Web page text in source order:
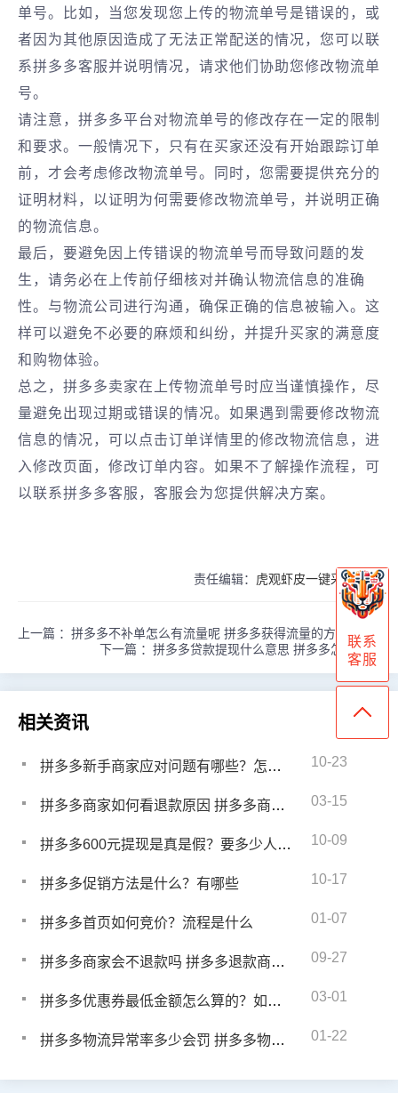
单号。比如，当您发现您上传的物流单号是错误的，或
者因为其他原因造成了无法正常配送的情况，您可以联
系拼多多客服并说明情况，请求他们协助您修改物流单
号。
请注意，拼多多平台对物流单号的修改存在一定的限制
和要求。一般情况下，只有在买家还没有开始跟踪订单
前，才会考虑修改物流单号。同时，您需要提供充分的
证明材料，以证明为何需要修改物流单号，并说明正确
的物流信息。
最后，要避免因上传错误的物流单号而导致问题的发
生，请务必在上传前仔细核对并确认物流信息的准确
性。与物流公司进行沟通，确保正确的信息被输入。这
样可以避免不必要的麻烦和纠纷，并提升买家的满意度
和购物体验。
总之，拼多多卖家在上传物流单号时应当谨慎操作，尽
量避免出现过期或错误的情况。如果遇到需要修改物流
信息的情况，可以点击订单详情里的修改物流信息，进
入修改页面，修改订单内容。如果不了解操作流程，可
以联系拼多多客服，客服会为您提供解决方案。
责任编辑： 虎观虾皮一键采购官网
上一篇 ： 拼多多不补单怎么有流量呢 拼多多获得流量的方式
下一篇 ： 拼多多贷款提现什么意思 拼多多怎么借款
相关资讯
拼多多新手商家应对问题有哪些？怎么解决 10-23
拼多多商家如何看退款原因 拼多多商家退款订单怎么查询 03-15
拼多多600元提现是真是假？要多少人能抢到 10-09
拼多多促销方法是什么？有哪些 10-17
拼多多首页如何竞价？流程是什么 01-07
拼多多商家会不退款吗 拼多多退款商家不同意该怎么办 09-27
拼多多优惠券最低金额怎么算的？如何领优惠券 03-01
拼多多物流异常率多少会罚 拼多多物流出现异常怎么办 01-22
联系
客服